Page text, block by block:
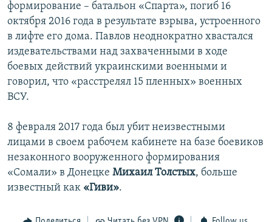
формирование – батальон «Спарта», погиб 16
октября 2016 года в результате взрыва, устроенного
в лифте его дома. Павлов неоднократно хвастался
издевательствами над захваченными в ходе
боевых действий украинскими военными и
говорил, что «расстрелял 15 пленных» военных
ВСУ.
8 февраля 2017 года был убит неизвестными
лицами в своем рабочем кабинете на базе боевиков
незаконного вооруженного формирования
«Сомали» в Донецке Михаил Толстых, больше
известный как «Гиви».